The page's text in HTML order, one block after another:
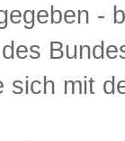
-
sich mit